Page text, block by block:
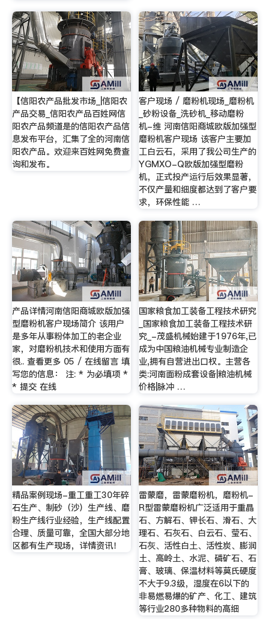
【信阳农产品批发市场_|信阳农
产品交易_信阳农产品百姓网信
阳农产品频道是的信阳农产品信
息发布平台，汇集了全的河南信
阳农产品。欢迎来百姓网免费查
询和发布。
客户现场 / 磨粉机现场_磨粉机
_砂粉设备_洗砂机_移动磨粉
机-维 河南信阳商城欧版加强型
磨粉机客户现场 该客户主要加
工白云石，采用了我公司生产的
YGMXO-Q欧版加强型磨粉
机，正式投产运行后效果显著，
不仅产量和细度都达到了客户要
求，环保性能 …
产品详情河南信阳商城欧版加强
型磨粉机客户现场简介 该用户
是多年从事粉体加工的老企业
家，对磨粉机技术和使用方面有
很.. 查看更多 05 / 在线留言 填
写您的信息： 注: * 为必填项 *
* 提交 在线
国家粮食加工装备工程技术研究
_国家粮食加工装备工程技术研
究_-茂盛机械始建于1976年,已
成为中国粮油机械专业制造企
业,拥有自营进出口权。主营各
类:河南面粉成套设备|粮油机械
价格|脉冲 …
精品案例现场-重工重工30年碎
石生产、制砂（沙）生产线、磨
粉生产线行业经验，生产线配置
合理、质量可靠，全国大部分地
区都有生产现场，详情资讯！
雷蒙磨，雷蒙磨粉机，磨粉机-
R型雷蒙磨粉机广泛适用于重晶
石、方解石、钾长石、滑石、大
理石、石灰石、白云石、莹石、
石灰、活性白土、活性炭、膨润
土、高岭土、水泥、磷矿石、石
膏、玻璃、保温材料等莫氏硬度
不大于9.3级，湿度在6以下的
非易燃易爆的矿产、化工、建筑
等行业280多种物料的高细